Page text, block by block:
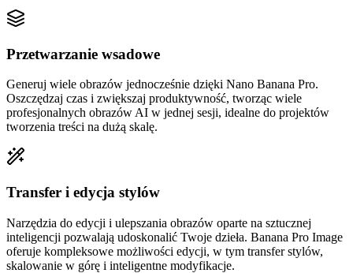
Przetwarzanie wsadowe
Generuj wiele obrazów jednocześnie dzięki Nano Banana Pro.
Oszczędzaj czas i zwiększaj produktywność, tworząc wiele
profesjonalnych obrazów AI w jednej sesji, idealne do projektów
tworzenia treści na dużą skalę.
Transfer i edycja stylów
Narzędzia do edycji i ulepszania obrazów oparte na sztucznej
inteligencji pozwalają udoskonalić Twoje dzieła. Banana Pro Image
oferuje kompleksowe możliwości edycji, w tym transfer stylów,
skalowanie w górę i inteligentne modyfikacje.